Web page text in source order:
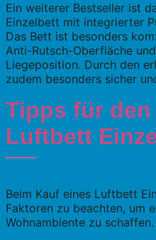
Ein weiterer Bestseller ist
Einzelbett mit integrierter
Das Bett ist besonders
Anti-Rutsch-Oberfläche
Liegeposition. Durch den
zudem besonders sicher
Tipps für
Luftbett
Beim Kauf eines Luftbett
Faktoren zu beachten, um
Wohnambiente zu